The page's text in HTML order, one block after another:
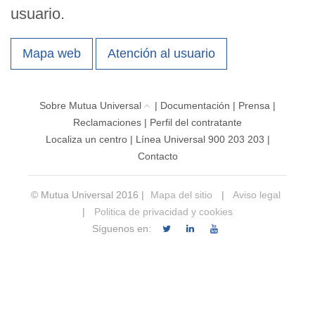
usuario.
Mapa web Atención al usuario
Sobre Mutua Universal | Documentación | Prensa |
Reclamaciones | Perfil del contratante
Localiza un centro| Línea Universal 900 203 203 |
Contacto
© Mutua Universal 2016 | Mapa del sitio |
Aviso legal
|
Politica de privacidad y cookies
Síguenos en: